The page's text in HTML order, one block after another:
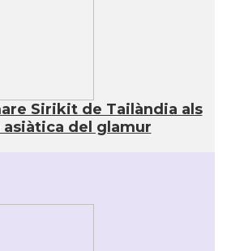
Sirikit de Tailàndia als
asiàtica del glamur